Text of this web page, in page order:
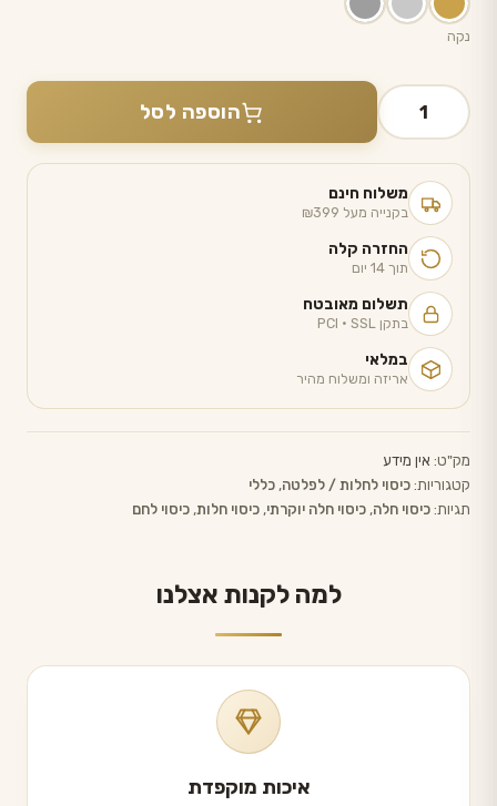
נקה
כמות
של
חלה
דגם
HUDSON
הוספה לסל
משלוח חינם
בקנייה מעל ₪399
החזרה קלה
תוך 14 יום
תשלום מאובטח
בתקן PCI · SSL
במלאי
אריזה ומשלוח מהיר
מק"ט: אין מידע
קטגוריות:כיסוי לחלות / לפלטה, כללי
תגיות:כיסוי חלה, כיסוי חלה יוקרתי, כיסוי חלות, כיסוי לחם
למה לקנות אצלנו
איכות מוקפדת